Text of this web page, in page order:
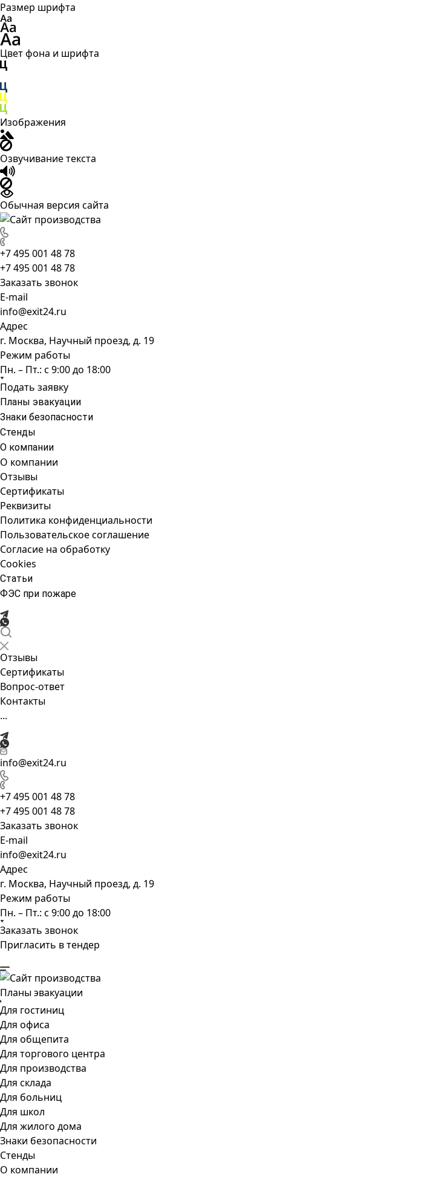
Размер шрифта
Цвет фона и шрифта
Изображения
Озвучивание текста
Обычная версия сайта
+7 495 001 48 78
+7 495 001 48 78
Заказать звонок
E-mail
info@exit24.ru
Адрес
г. Москва, Научный проезд, д. 19
Режим работы
Пн. – Пт.: с 9:00 до 18:00
Подать заявку
Планы эвакуации
Знаки безопасности
Стенды
О компании
О компании
Отзывы
Сертификаты
Реквизиты
Политика конфиденциальности
Пользовательское соглашение
Согласие на обработку
Cookies
Статьи
ФЭС при пожаре
Отзывы
Сертификаты
Вопрос-ответ
Контакты
...
info@exit24.ru
+7 495 001 48 78
+7 495 001 48 78
Заказать звонок
E-mail
info@exit24.ru
Адрес
г. Москва, Научный проезд, д. 19
Режим работы
Пн. – Пт.: с 9:00 до 18:00
Заказать звонок
Пригласить в тендер
Планы эвакуации
Для гостиниц
Для офиса
Для общепита
Для торгового центра
Для производства
Для склада
Для больниц
Для школ
Для жилого дома
Знаки безопасности
Стенды
О компании